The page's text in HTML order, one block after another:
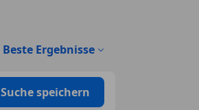
Beste Ergebnisse
Suche speichern